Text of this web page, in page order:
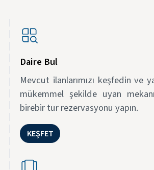
Daire Bul
Mevcut ilanlarımızı keşfedin ve
mükemmel şekilde uyan
birebir tur rezervasyonu yapın.
KEŞFET